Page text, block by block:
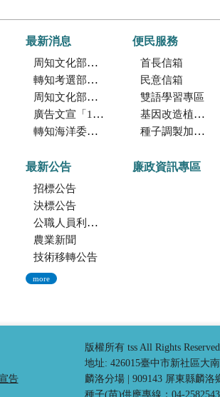
最新消息
周知文化部「2027年文化部百大文化基地徵選獎勵簡章」，歡迎踴躍參加。
轉知考選部「115年建築師、技師、大地工程技師（第二階段考試）、 不動產經紀人、記帳士考試」報名訊息
周知文化部文化資產局訂於115年9月19日至20日辦理「2026年全國古蹟日活動」
廣告文宣「116年度軍公教員工待遇提升方案」政策圖文說明
轉知海洋委員會海洋保育署「2026海洋保育創意短影音競賽」活動資訊
最新公告
招標公告
決標公告
公職人員利益衝突迴避法身份揭露專區
農業新聞
技術移轉公告
more
便民服務
首長信箱
民意信箱
雙語學習專區
基因改造植物委託檢測服務
種子調製加工暨寄倉服務
廉政資訊專區
告
版權所有 tss All Rights
地址: 426015臺中市新社區大
麟洛分場 | 909143 屏東縣麟洛
種子(苗)供應專線：04-